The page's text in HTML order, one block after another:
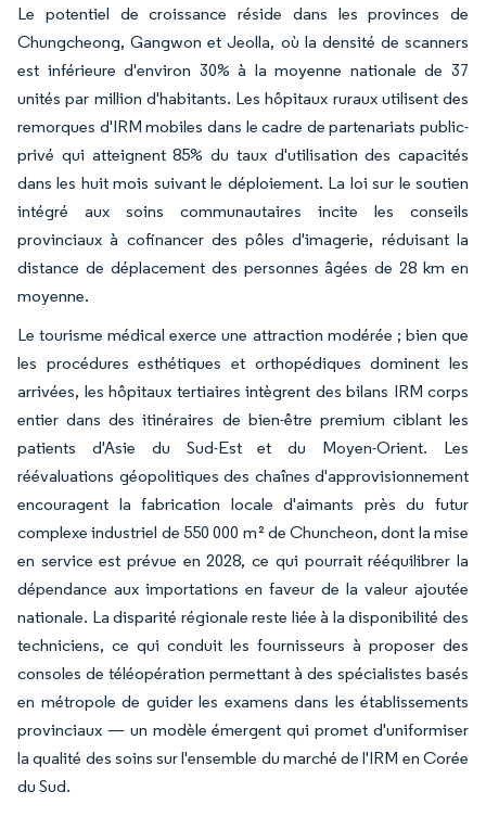
Le potentiel de croissance réside dans les provinces de
Chungcheong, Gangwon et Jeolla, où la densité de scanners
est inférieure d'environ 30% à la moyenne nationale de 37
unités par million d'habitants. Les hôpitaux ruraux utilisent des
remorques d'IRM mobiles dans le cadre de partenariats public-
privé qui atteignent 85% du taux d'utilisation des capacités
dans les huit mois suivant le déploiement. La loi sur le soutien
intégré aux soins communautaires incite les conseils
provinciaux à cofinancer des pôles d'imagerie, réduisant la
distance de déplacement des personnes âgées de 28 km en
moyenne.
Le tourisme médical exerce une attraction modérée ; bien que
les procédures esthétiques et orthopédiques dominent les
arrivées, les hôpitaux tertiaires intègrent des bilans IRM corps
entier dans des itinéraires de bien-être premium ciblant les
patients d'Asie du Sud-Est et du Moyen-Orient. Les
réévaluations géopolitiques des chaînes d'approvisionnement
encouragent la fabrication locale d'aimants près du futur
complexe industriel de 550 000 m² de Chuncheon, dont la mise
en service est prévue en 2028, ce qui pourrait rééquilibrer la
dépendance aux importations en faveur de la valeur ajoutée
nationale. La disparité régionale reste liée à la disponibilité des
techniciens, ce qui conduit les fournisseurs à proposer des
consoles de téléopération permettant à des spécialistes basés
en métropole de guider les examens dans les établissements
provinciaux — un modèle émergent qui promet d'uniformiser
la qualité des soins sur l'ensemble du marché de l'IRM en Corée
du Sud.